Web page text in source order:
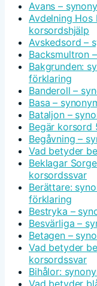
Avans –
Avdelning Hos
korsordshjälp
Avskedsord –
Backsmultron
Bakgrunden:
förklaring
Banderoll –
Basa –
Bataljon –
Begär korsord
Begåvning –
Vad betyder
Beklagar
korsordssvar
Berättare:
förklaring
Bestryka –
Besvärliga –
Betagen –
Vad betyder
korsordssvar
Bihålor: